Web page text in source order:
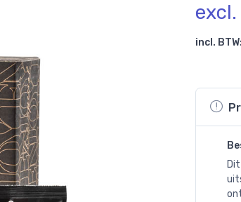
excl.
incl. BTW: